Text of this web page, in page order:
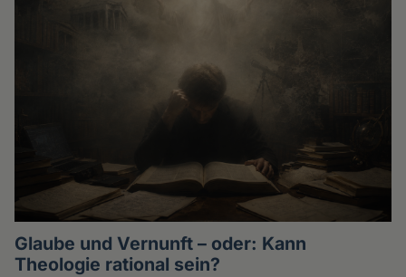
Glaube und Vernunft – oder: Kann
Theologie rational sein?